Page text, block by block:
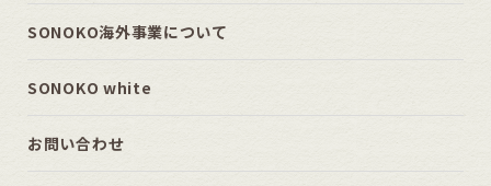
SONOKO海外事業について
SONOKO white
お問い合わせ